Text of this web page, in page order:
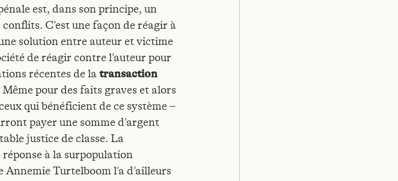
est, dans son principe, un
C’est une façon de réagir à
solution entre auteur et victime
de réagir contre l’auteur pour
récentes de latransaction
pour des faits graves et alors
qui bénéficient de ce système –
payer une somme d’argent
justice de classe. La
réponse à la surpopulation
Turtelboom l’a d’ailleurs